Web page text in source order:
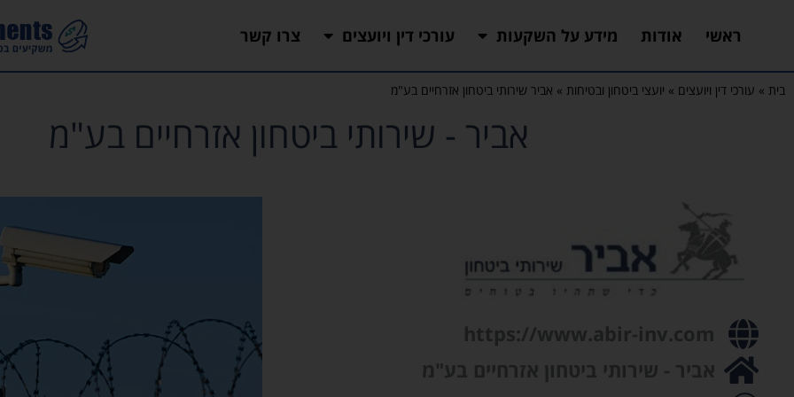
ראשי אודות מידע על השקעות עורכי דין ויועצים צרו קשר
בית » עורכי דין ויועצים » יועצי ביטחון ובטיחות » אביר שירותי ביטחון אזרחיים בע"מ
אביר - שירותי ביטחון אזרחיים בע"מ
https://www.abir-inv.com
אביר - שירותי ביטחון אזרחיים בע"מ